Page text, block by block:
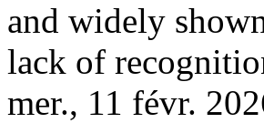
and widely
lack of
mer., 11 févr.